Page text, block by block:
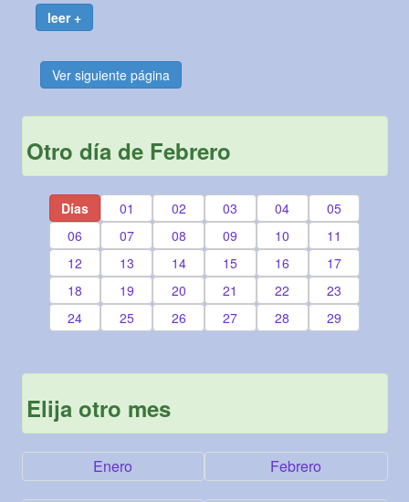
leer +
Ver siguiente página
Otro día de Febrero
Días 01 02 03 04
05
06
07 08 09 10
11
12
13 14 15 16
17
18
19 20 21 22
23
24
25 26 27 28 29
Elija otro mes
Enero Febrero